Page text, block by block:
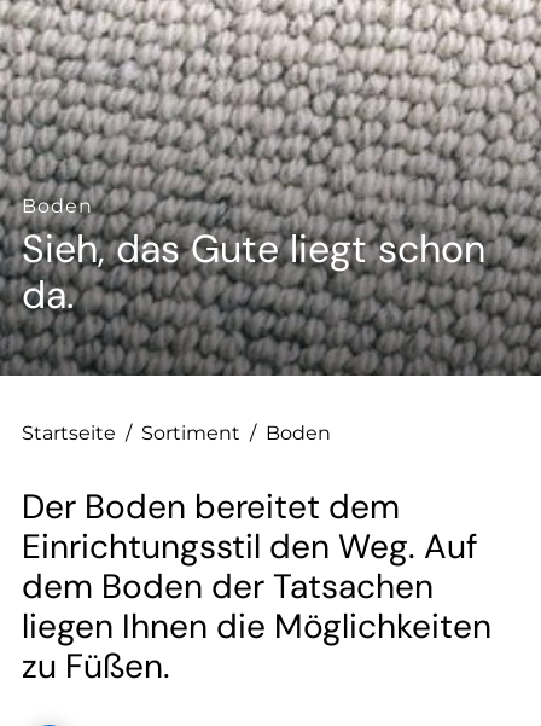
--
Boden
Sieh, das Gute liegt schon
da.
Startseite / Sortiment / Boden
Der Boden bereitet dem
Einrichtungsstil den Weg. Auf
dem Boden der Tatsachen
liegen Ihnen die Möglichkeiten
zu Füßen.